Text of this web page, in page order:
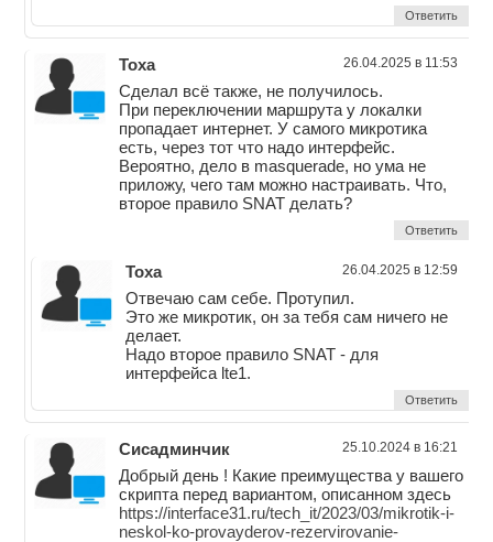
Ответить
Тоха 26.04.2025 в 11:53
Сделал всё также, не получилось.
При переключении маршрута у локалки
пропадает интернет. У самого микротика
есть, через тот что надо интерфейс.
Вероятно, дело в masquerade, но ума не
приложу, чего там можно настраивать. Что,
второе правило SNAT делать?
Ответить
Тоха 26.04.2025 в 12:59
Отвечаю сам себе. Протупил.
Это же микротик, он за тебя сам ничего не
делает.
Надо второе правило SNAT - для
интерфейса lte1.
Ответить
Сисадминчик 25.10.2024 в 16:21
Добрый день ! Какие преимущества у вашего
скрипта перед вариантом, описанном здесь
https://interface31.ru/tech_it/2023/03/mikrotik-i-
neskol-ko-provayderov-rezervirovanie-